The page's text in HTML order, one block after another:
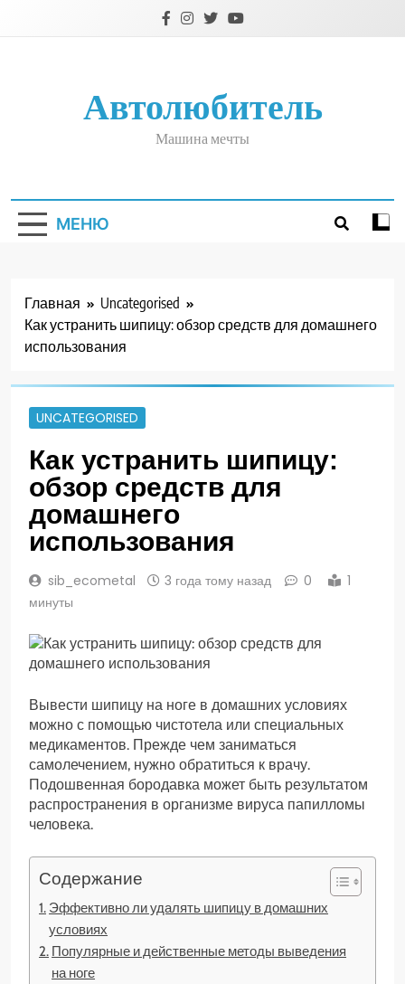
Автолюбитель
Машина мечты
МЕНЮ
Главная
Uncategorised
Как устранить шипицу: обзор средств для домашнего
использования
UNCATEGORISED
Как устранить шипицу:
обзор средств для
домашнего
использования
sib_ecometal 3 года тому назад 0
1
минуты
Вывести шипицу на ноге в домашних условиях
можно с помощью чистотела или специальных
медикаментов. Прежде чем заниматься
самолечением, нужно обратиться к врачу.
Подошвенная бородавка может быть результатом
распространения в организме вируса папилломы
человека.
Содержание
Эффективно ли удалять шипицу в домашних
условиях
Популярные и действенные методы выведения
на ноге